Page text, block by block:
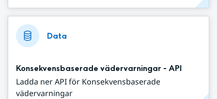
Data
Konsekvensbaserade vädervarningar - API
Ladda ner API för Konsekvensbaserade
vädervarningar